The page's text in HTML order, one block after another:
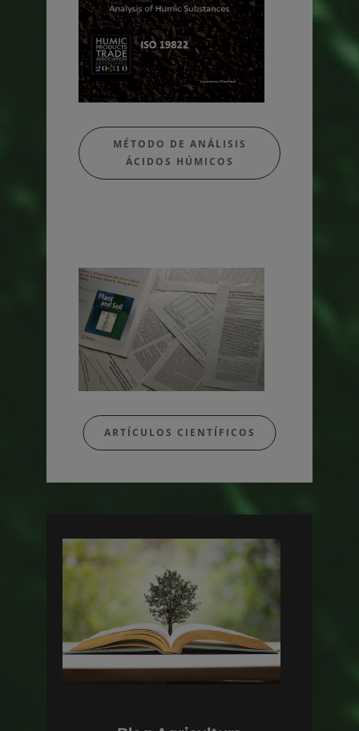
MÉTODO DE ANÁLISIS
ÁCIDOS HÚMICOS
ARTÍCULOS CIENTÍFICOS